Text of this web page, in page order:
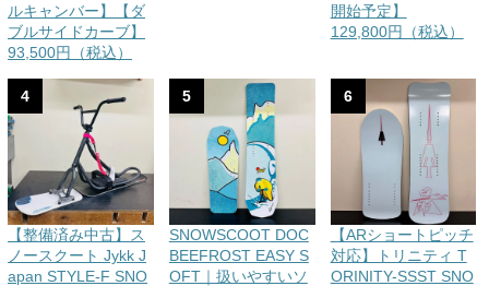
ルキャンバー】【ダ
ブルサイドカーブ】
93,500円（税込）
開始予定】
129,800円（税込）
4
【整備済み中古】ス
ノースクート Jykk J
apan STYLE-F SNO
5
SNOWSCOOT DOC
BEEFROST EASY S
OFT｜扱いやすいソ
6
【ARショートピッチ
対応】トリニティ T
ORINITY-SSST SNO